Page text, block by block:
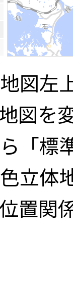
図左
図を
ら「
立体
置関